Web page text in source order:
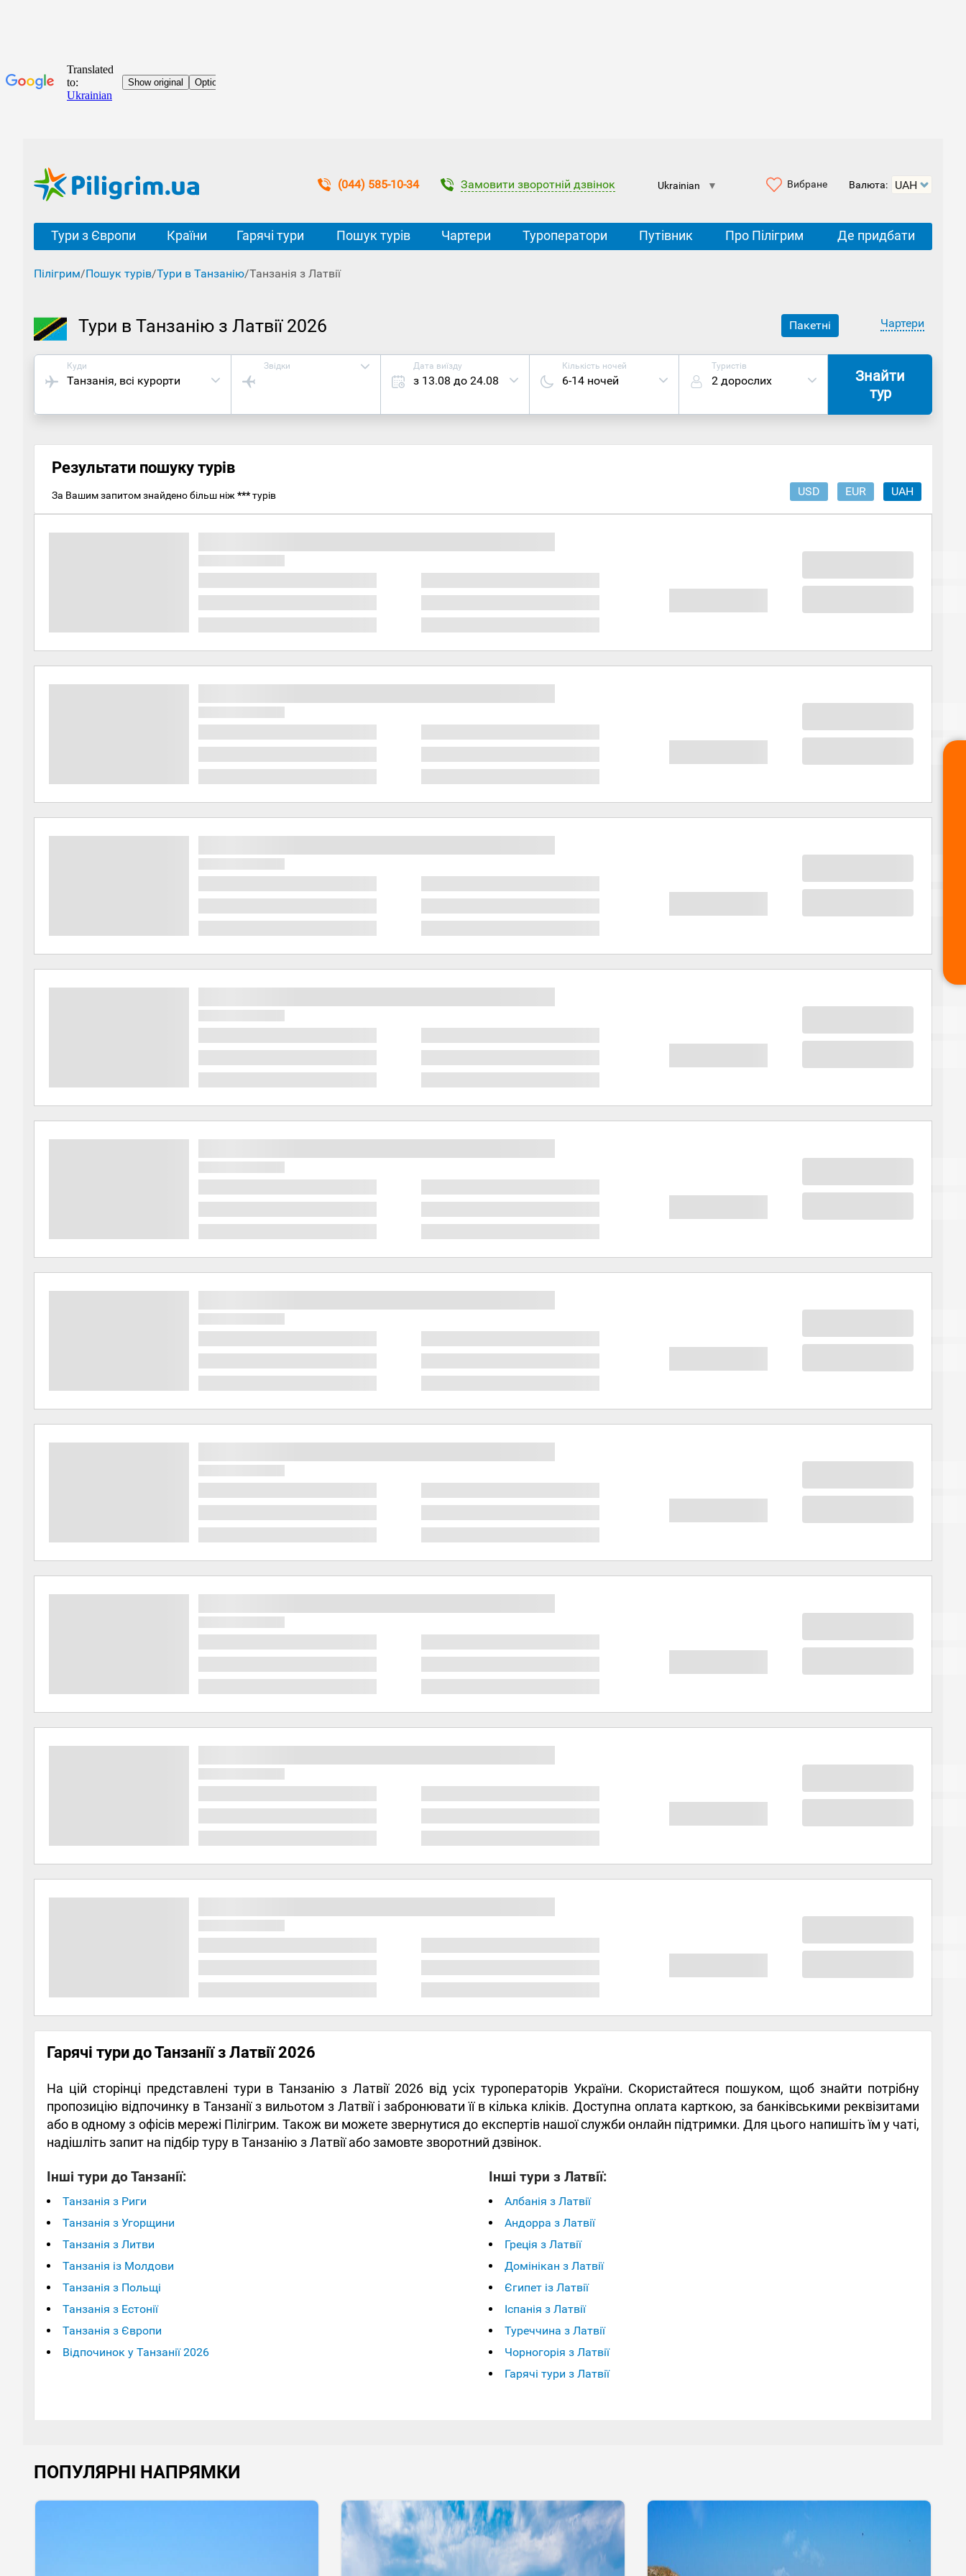
(044) 585-10-34 Замовити зворотній дзвінок Ukrainian ▼ Вибране Валюта:
Тури з Європи Країни Гарячі тури Пошук турів Чартери Туроператори Путівник Про Пілігрим Де придбати
Пілігрим/Пошук турів/Тури в Танзанію/Танзанія з Латвії
Тури в Танзанію з Латвії 2026 Пакетні Чартери
Куди
Танзанія, всі курорти
Звідки Дата виїзду
з 13.08 до 24.08
Кількість ночей
6-14 ночей
Туристів
2 дорослих
Знайти
тур
Результати пошуку турів
USD EUR UAH
За Вашим запитом знайдено більш ніж ***турів
Гарячі тури до Танзанії з Латвії 2026
На цій сторінці представлені тури в Танзанію з Латвії 2026 від усіх туроператорів України. Скористайтеся пошуком, щоб знайти потрібну
пропозицію відпочинку в Танзанії з вильотом з Латвії і забронювати її в кілька кліків. Доступна оплата карткою, за банківськими реквізитами
або в одному з офісів мережі Пілігрим. Також ви можете звернутися до експертів нашої служби онлайн підтримки. Для цього напишіть їм у чаті,
надішліть запит на підбір туру в Танзанію з Латвії або замовте зворотний дзвінок.
Інші тури до Танзанії:
Танзанія з Риги
Танзанія з Угорщини
Танзанія з Литви
Танзанія із Молдови
Танзанія з Польщі
Танзанія з Естонії
Танзанія з Європи
Відпочинок у Танзанії 2026
Інші тури з Латвії:
Албанія з Латвії
Андорра з Латвії
Греція з Латвії
Домінікан з Латвії
Єгипет із Латвії
Іспанія з Латвії
Туреччина з Латвії
Чорногорія з Латвії
Гарячі тури з Латвії
ПОПУЛЯРНІ НАПРЯМКИ